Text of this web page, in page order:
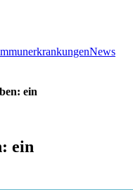
News
ein
ein